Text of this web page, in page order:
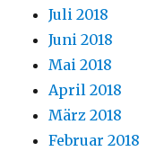
Juli 2018
Juni 2018
Mai 2018
April 2018
März 2018
Februar 2018